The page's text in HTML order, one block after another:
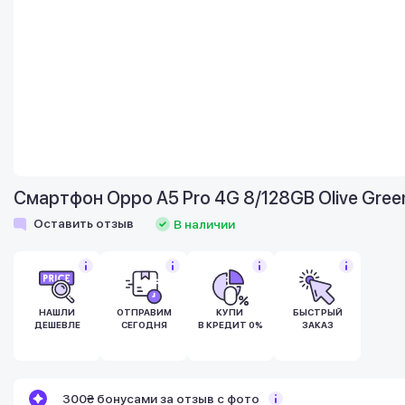
Смартфон Oppo A5 Pro 4G 8/128GB Olive
Оставить отзыв В наличии
НАШЛИ
ДЕШЕВЛЕ
ОТПРАВИМ
СЕГОДНЯ
КУПИ
В КРЕДИТ 0%
БЫСТРЫЙ
ЗАКАЗ
300₴ бонусами за отзыв с фото
дней после покупки.